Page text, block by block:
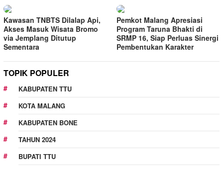
Kawasan TNBTS Dilalap Api,
Akses Masuk Wisata Bromo
via Jemplang Ditutup
Sementara
Pemkot Malang Apresiasi
Program Taruna Bhakti di
SRMP 16, Siap Perluas Sinergi
Pembentukan Karakter
TOPIK POPULER
KABUPATEN TTU
KOTA MALANG
KABUPATEN BONE
TAHUN 2024
BUPATI TTU